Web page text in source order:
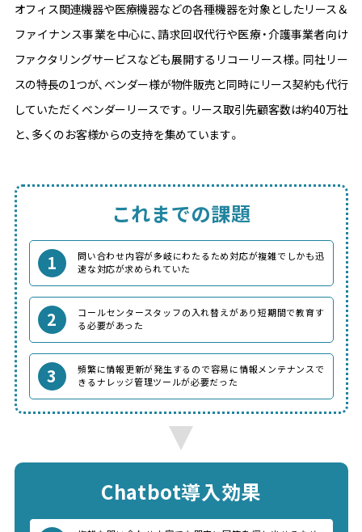
オフィス関連機器や医療機器などの各種機器を対象としたリース＆
ファイナンス事業を中心に、請求回収代行や医療・介護事業者向け
ファクタリングサービスなども展開するリコーリース様。同社リー
スの特長の1つが、ベンダー様が物件販売と同時にリース契約も代行
していただくベンダーリースです。リース取引先顧客数は約40万社
と、多くのお客様からの支持を集めています。
これまでの課題
1
問い合わせ内容が多岐にわたるため対応が複雑でしかも迅
速な対応が求められていた
2
コールセンタースタッフの入れ替えがあり短期間で教育す
る必要があった
3
頻繁に情報更新が発生するので容易に情報メンテナンスで
きるナレッジ管理ツールが必要だった
Chatbot導入効果